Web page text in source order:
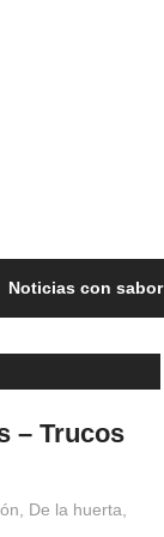
Noticias con sabor
– Trucos
De la huerta